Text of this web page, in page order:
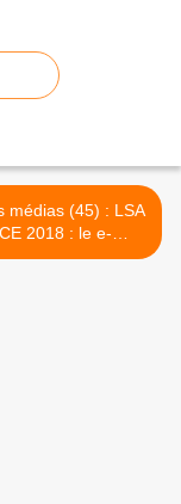
médias (45) : LSA
2018 : le e-
aux Etats-Unis